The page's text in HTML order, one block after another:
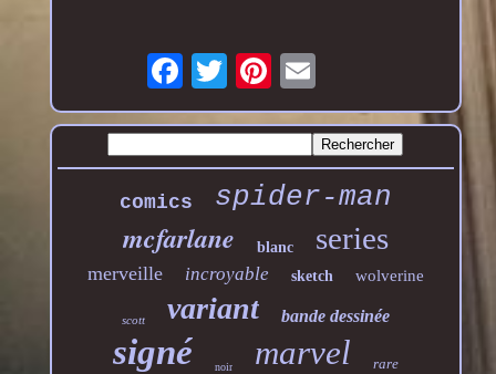
comics spider-man
mcfarlane blanc series
merveille incroyable sketch wolverine
scott variant bande dessinée
signé noir marvel rare